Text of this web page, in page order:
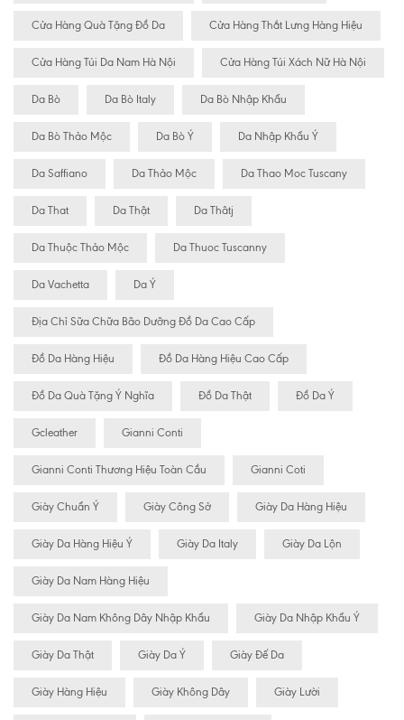
Cửa Hàng Quà Tặng Đồ Da Cửa Hàng Thắt Lưng Hàng Hiệu
Cửa Hàng Túi Da Nam Hà Nội Cửa Hàng Túi Xách Nữ Hà Nội
Da Bò Da Bò Italy Da Bò Nhập Khẩu
Da Bò Thảo Mộc Da Bò Ý Da Nhập Khẩu Ý
Da Saffiano Da Thảo Mộc Da Thao Moc Tuscany
Da That Da Thật Da Thâtj
Da Thuộc Thảo Mộc Da Thuoc Tuscanny
Da Vachetta Da Ý
Địa Chỉ Sữa Chữa Bão Dưỡng Đồ Da Cao Cấp
Đồ Da Hàng Hiệu Đồ Da Hàng Hiệu Cao Cấp
Đồ Da Quà Tặng Ý Nghĩa Đồ Da Thật Đồ Da Ý
Gcleather Gianni Conti
Gianni Conti Thương Hiệu Toàn Cầu Gianni Coti
Giày Chuẩn Ý Giày Công Sở Giày Da Hàng Hiệu
Giày Da Hàng Hiệu Ý Giày Da Italy Giày Da Lộn
Giày Da Nam Hàng Hiệu
Giày Da Nam Không Dây Nhập Khẩu Giày Da Nhập Khẩu Ý
Giày Da Thật Giày Da Ý Giày Đế Da
Giày Hàng Hiệu Giày Không Dây Giày Lười